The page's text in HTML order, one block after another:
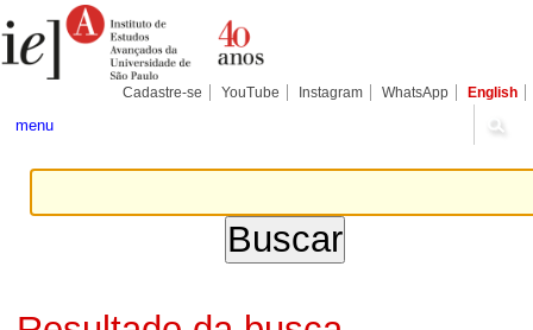
para
conteúdo.
Pessoais
Cadastre-se YouTube Instagram WhatsApp English
menu